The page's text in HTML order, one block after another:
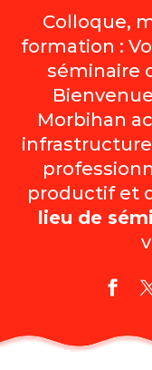
Colloque,
formation :
séminaire
Morbihan
productif et
lieu de